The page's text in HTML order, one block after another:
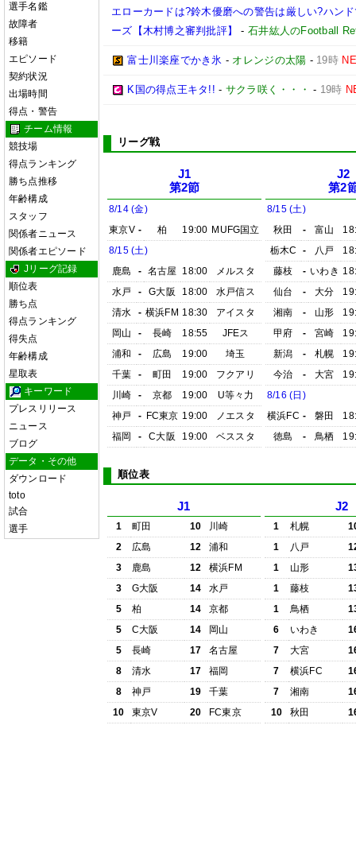
選手名鑑
故障者
移籍
エピソード
契約状況
出場時間
得点・警告
チーム情報
競技場
得点ランキング
勝ち点推移
年齢構成
スタッフ
関係者ニュース
関係者エピソード
Jリーグ記録
順位表
勝ち点
得点ランキング
得失点
年齢構成
星取表
キーワード
プレスリリース
ニュース
ブログ
データ・その他
ダウンロード
toto
試合
選手
エローカードは?鈴木優磨への警告は厳しい?ハン
ーズ【木村博之審判批評】
-石井紘人のFootball
富士川楽座でかき氷 - オレンジの太陽 - 19時
K国の得点王キタ!! - サクラ咲く・・・ - 19時
リーグ戦
J1
第2節
8/14 (金)
東京V - 柏 19:00 MUFG国立
8/15 (土)
鹿島
- 名古屋 18:00
メルスタ
水戸
- G大阪 18:00
水戸信ス
清水
- 横浜FM 18:30
アイスタ
岡山
- 長崎 18:55
JFEス
浦和
- 広島 19:00
埼玉
千葉
- 町田 19:00
フクアリ
川崎
- 京都 19:00
U等々力
神戸
- FC東京 19:00
ノエスタ
福岡
- C大阪 19:00 ベススタ
J2
第2
8/15 (土)
秋田
- 富山
栃木C
- 八戸
藤枝
- いわき
仙台
- 大分
湘南
- 山形
甲府
- 宮崎
新潟
- 札幌
今治
- 大宮
8/16 (日)
横浜FC - 磐田
徳島
- 鳥栖
順位表
J1
1 町田 10
川崎
2
広島 12
浦和
3
鹿島 12
横浜FM
3
G大阪 14
水戸
5
柏 14
京都
5
C大阪 14
岡山
5
長崎 17
名古屋
8
清水 17
福岡
8
神戸 19
千葉
10
東京V 20 FC東京
J2
1 札幌
1
八戸
1
山形
1
藤枝
1
鳥栖
6
いわき
7
大宮
7
横浜FC
7
湘南
10
秋田